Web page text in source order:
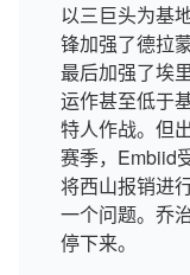
以三巨头为基
锋加强了德拉
最后加强了埃
运作甚至低于
特人作战。但
赛季，Embiid
将西山报销进
一个问题。乔
停下来。